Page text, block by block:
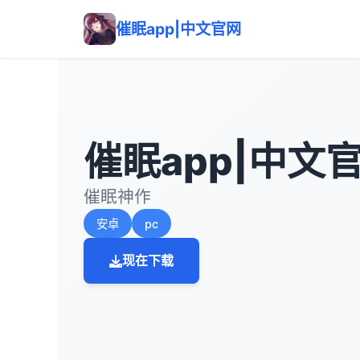
催眠app|中文官网
催眠app|中文
催眠神作
安卓 pc
现在下载